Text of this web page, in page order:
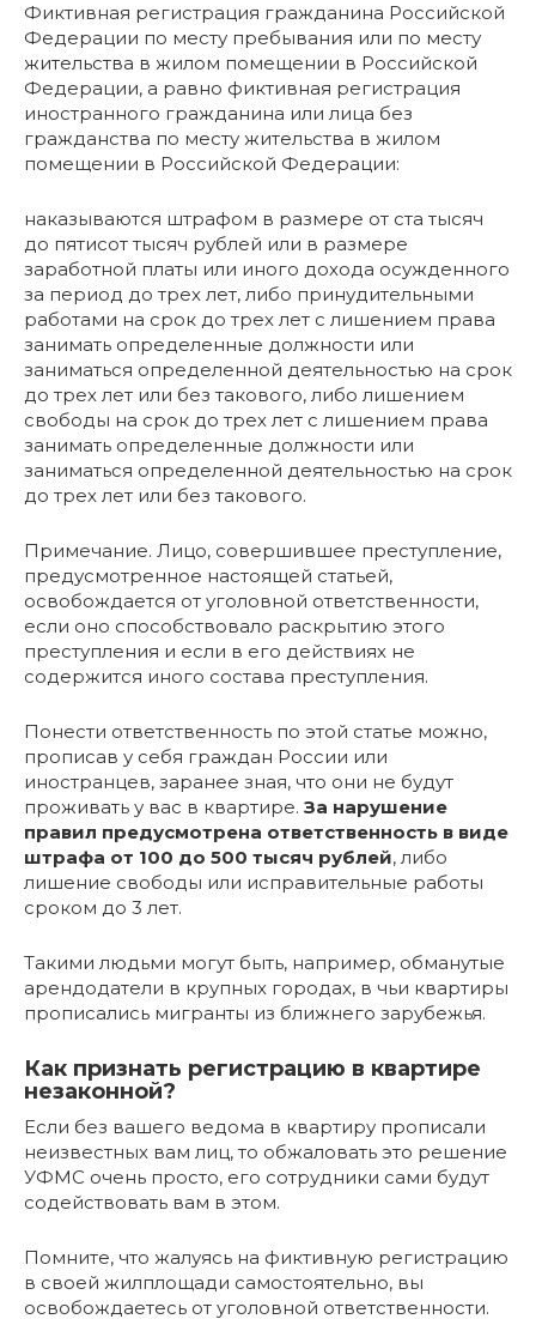
Фиктивная регистрация гражданина Российской
Федерации по месту пребывания или по месту
жительства в жилом помещении в Российской
Федерации, а равно фиктивная регистрация
иностранного гражданина или лица без
гражданства по месту жительства в жилом
помещении в Российской Федерации:
наказываются штрафом в размере от ста тысяч
до пятисот тысяч рублей или в размере
заработной платы или иного дохода осужденного
за период до трех лет, либо принудительными
работами на срок до трех лет с лишением права
занимать определенные должности или
заниматься определенной деятельностью на срок
до трех лет или без такового, либо лишением
свободы на срок до трех лет с лишением права
занимать определенные должности или
заниматься определенной деятельностью на срок
до трех лет или без такового.
Примечание. Лицо, совершившее преступление,
предусмотренное настоящей статьей,
освобождается от уголовной ответственности,
если оно способствовало раскрытию этого
преступления и если в его действиях не
содержится иного состава преступления.
Понести ответственность по этой статье можно,
прописав у себя граждан России или
иностранцев, заранее зная, что они не будут
проживать у вас в квартире. За нарушение
правил предусмотрена ответственность в виде
штрафа от 100 до 500 тысяч рублей, либо
лишение свободы или исправительные работы
сроком до 3 лет.
Такими людьми могут быть, например, обманутые
арендодатели в крупных городах, в чьи квартиры
прописались мигранты из ближнего зарубежья.
Как признать регистрацию в квартире
незаконной?
Если без вашего ведома в квартиру прописали
неизвестных вам лиц, то обжаловать это решение
УФМС очень просто, его сотрудники сами будут
содействовать вам в этом.
Помните, что жалуясь на фиктивную регистрацию
в своей жилплощади самостоятельно, вы
освобождаетесь от уголовной ответственности.